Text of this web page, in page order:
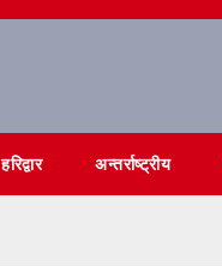
हरिद्वार अन्तर्राष्ट्रीय